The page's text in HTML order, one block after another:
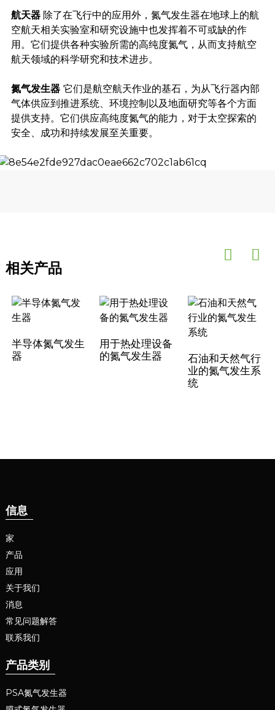
航天器 除了在飞行中的应用外，氮气发生器在地球上的航
空航天相关实验室和研究设施中也发挥着不可或缺的作
用。它们提供各种实验所需的高纯度氮气，从而支持航空
航天领域的科学研究和技术进步。
氮气发生器它们是航空航天作业的基石，为从飞行器内部
气体供应到推进系统、环境控制以及地面研究等各个方面
提供支持。它们供应高纯度氮气的能力，对于太空探索的
安全、成功和持续发展至关重要。
相关产品
半导体氮气发生
器
用于热处理设备
的氮气发生器
石油和天然气行
业的氮气发生系
统
信息
家
产品
应用
关于我们
消息
常见问题解答
联系我们
产品类别
PSA氮气发生器